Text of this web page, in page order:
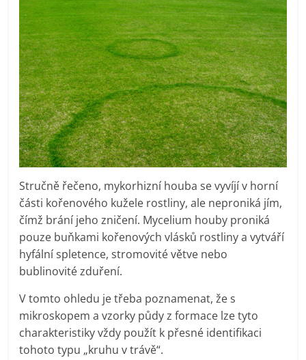
Stručně řečeno, mykorhizní houba se vyvíjí v horní
části kořenového kužele rostliny, ale neproniká jím,
čímž brání jeho zničení. Mycelium houby proniká
pouze buňkami kořenových vlásků rostliny a vytváří
hyfální spletence, stromovité větve nebo
bublinovité zduření.
V tomto ohledu je třeba poznamenat, že s
mikroskopem a vzorky půdy z formace lze tyto
charakteristiky vždy použít k přesné identifikaci
tohoto typu „kruhu v trávě“.